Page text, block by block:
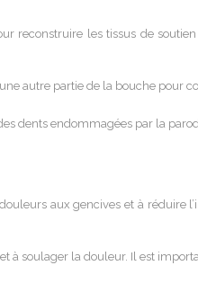
reconstruire les tissus de
autre partie de la bouche pour
dents endommagées par la
aux gencives et à réduire
à soulager la douleur. Il est